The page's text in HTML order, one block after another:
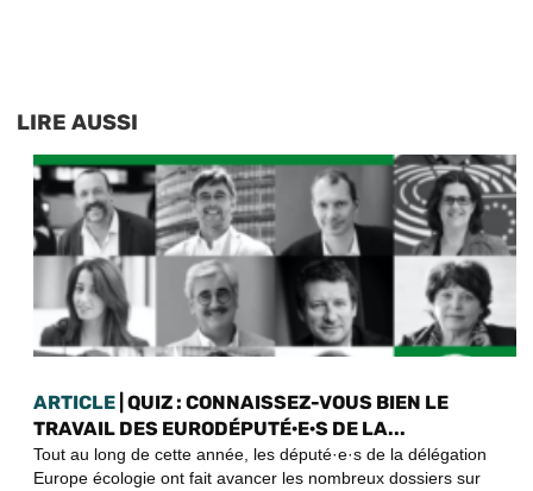
LIRE AUSSI
ARTICLE | QUIZ : CONNAISSEZ-VOUS BIEN LE
TRAVAIL DES EURODÉPUTÉ·E·S DE LA...
Tout au long de cette année, les député·e·s de la délégation
Europe écologie ont fait avancer les nombreux dossiers sur